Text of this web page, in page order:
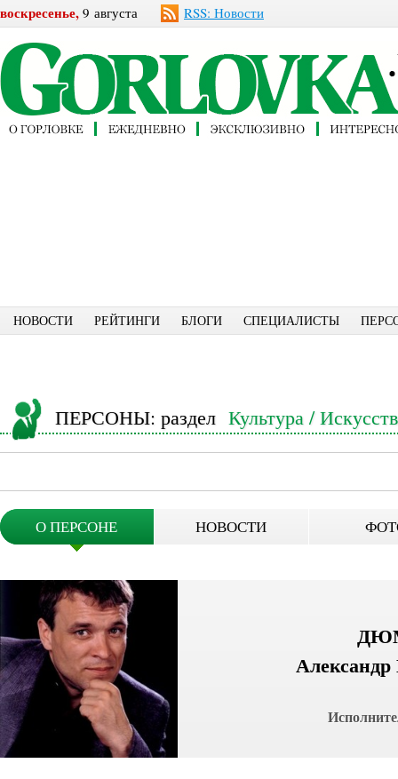
воскресенье, 9 августа RSS: Новости
НОВОСТИ РЕЙТИНГИ БЛОГИ СПЕЦИАЛИСТЫ
ПЕРСОНЫ: раздел Культура /
О ПЕРСОНЕ НОВОСТИ